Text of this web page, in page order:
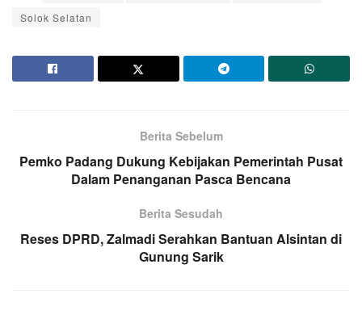
Solok Selatan
Berita Sebelum
Pemko Padang Dukung Kebijakan Pemerintah Pusat
Dalam Penanganan Pasca Bencana
Berita Sesudah
Reses DPRD, Zalmadi Serahkan Bantuan Alsintan di
Gunung Sarik